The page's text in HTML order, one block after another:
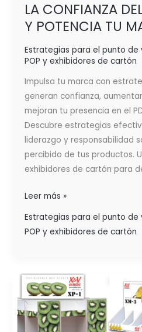
LA CONFIANZA
Y POTENCIA TU
Estrategias para el punto de
POP y exhibidores de cartón
Impulsa tu marca con
generan confianza,
mejoran tu presencia en el
Descubre estrategias
liderazgo y responsabilidad
percibido de tus productos.
exhibidores de cartón para
Leer más »
Estrategias para el punto de
POP y exhibidores de cartón
EXHIBIDORES
DE
CARTÓN:
Aliados